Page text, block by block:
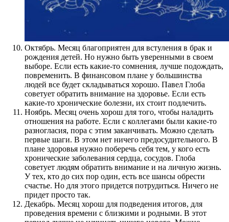
Октябрь. Месяц благоприятен для встуления в брак и
рождения детей. Но нужно быть уверенными в своем
выборе. Если есть какие-то сомнения, лучше подождать,
повременить. В финансовом плане у большинства
людей все будет складываться хорошо. Павел Глоба
советует обратить внимание на здоровье. Если есть
какие-то хронические болезни, их стоит подлечить.
Ноябрь. Месяц очень хорош для того, чтобы наладить
отношения на работе. Если с коллегами были какие-то
разногласия, пора с этим заканчивать. Можно сделать
первые шаги. В этом нет ничего предосудительного. В
плане здоровья нужно поберечь себя тем, у кого есть
хронические заболевания сердца, сосудов. Глоба
советует людям обратить внимание и на личную жизнь.
У тех, кто до сих пор один, есть все шансы обрести
счастье. Но для этого придется потрудиться. Ничего не
придет просто так.
Декабрь. Месяц хорош для подведения итогов, для
проведения времени с близкими и родными. В этот